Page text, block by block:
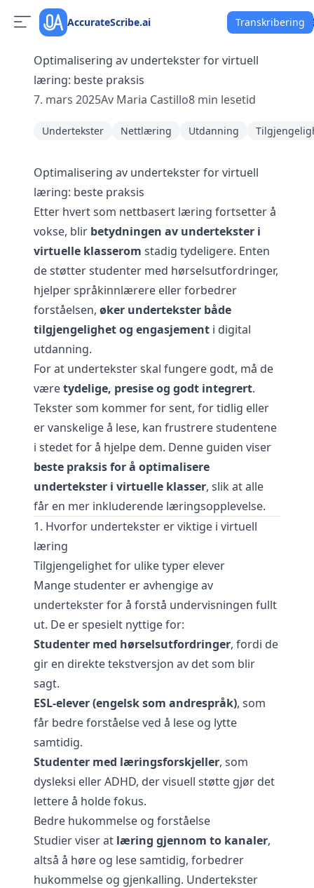
AccurateScribe.ai Transkribering
Optimalisering av undertekster for virtuell
læring: beste praksis
7. mars 2025Av Maria Castillo8 min lesetid
Undertekster Nettlæring Utdanning
Optimalisering av undertekster for virtuell
læring: beste praksis
Etter hvert som nettbasert læring fortsetter å
vokse, blir betydningen av undertekster i
virtuelle klasserom stadig tydeligere. Enten
de støtter studenter med hørselsutfordringer,
hjelper språkinnlærere eller forbedrer
forståelsen, øker undertekster både
tilgjengelighet og engasjement i digital
utdanning.
For at undertekster skal fungere godt, må de
væretydelige, presise og godt integrert.
Tekster som kommer for sent, for tidlig eller
er vanskelige å lese, kan frustrere studentene
i stedet for å hjelpe dem. Denne guiden viser
beste praksis for å optimalisere
undertekster i virtuelle klasser, slik at alle
får en mer inkluderende læringsopplevelse.
1. Hvorfor undertekster er viktige i virtuell
læring
Tilgjengelighet for ulike typer elever
Mange studenter er avhengige av
undertekster for å forstå undervisningen fullt
ut. De er spesielt nyttige for:
Studenter med hørselsutfordringer, fordi de
gir en direkte tekstversjon av det som blir
sagt.
ESL-elever (engelsk som andrespråk), som
får bedre forståelse ved å lese og lytte
samtidig.
Studenter med læringsforskjeller, som
dysleksi eller ADHD, der visuell støtte gjør det
lettere å holde fokus.
Bedre hukommelse og forståelse
Studier viser at læring gjennom to kanaler,
altså å høre og lese samtidig, forbedrer
hukommelse og gjenkalling. Undertekster